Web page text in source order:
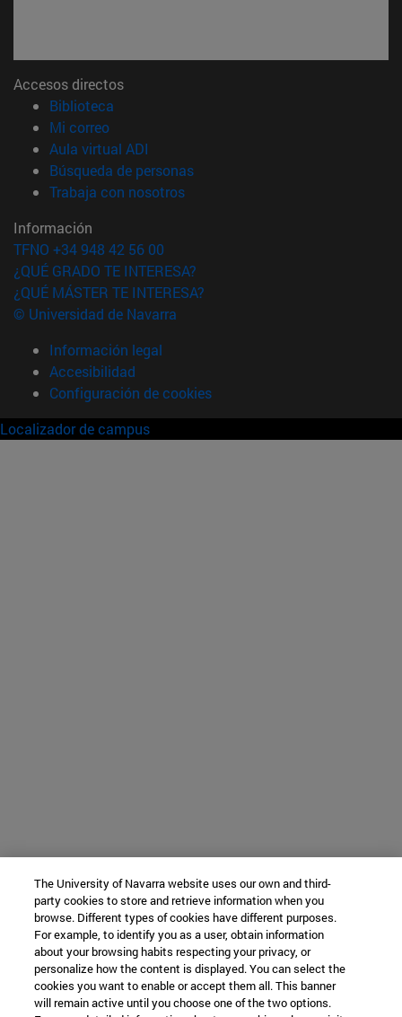
Accesos directos
Biblioteca
Mi correo(abre en nueva ventana)
Aula virtual ADI
Búsqueda de personas(abre en nueva ventana)
Trabaja con nosotros(abre en nueva ventana)
Información
TFNO +34 948 42 56 00
¿QUÉ GRADO TE INTERESA?
¿QUÉ MÁSTER TE INTERESA?
© Universidad de Navarra
Información legal
Accesibilidad
Configuración de cookies
Localizador de campus
The University of Navarra website uses our own and third-
party cookies to store and retrieve information when you
browse. Different types of cookies have different purposes.
For example, to identify you as a user, obtain information
about your browsing habits respecting your privacy, or
personalize how the content is displayed. You can select the
cookies you want to enable or accept them all. This banner
will remain active until you choose one of the two options.